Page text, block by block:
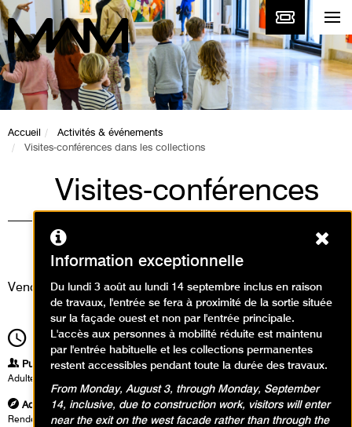
Accueil
Activités & événements
Visites-conférences dans les collections
Visites-conférences
dans les collections
Visites
Vendredi 25 février 2022
12h30Durée1h30
Publics
Adultes
Adresse
Rendez-vous à l'accueil groupe dans le hall d'entrée du musée
Information exceptionnelle
Du lundi 3 août au lundi 14 septembre inclus en raison
de travaux, l'entrée se fera à proximité de la sortie située
sur la façade ouest et non par l'entrée principale.
L'accès aux personnes à mobilité réduite est maintenu
par l'entrée habituelle et les collections permanentes
restent accessibles pendant toute la durée des travaux.
From Monday, August 3, through Monday, September
14, inclusive, due to construction work, visitors will enter
near the exit on the west facade rather than through the